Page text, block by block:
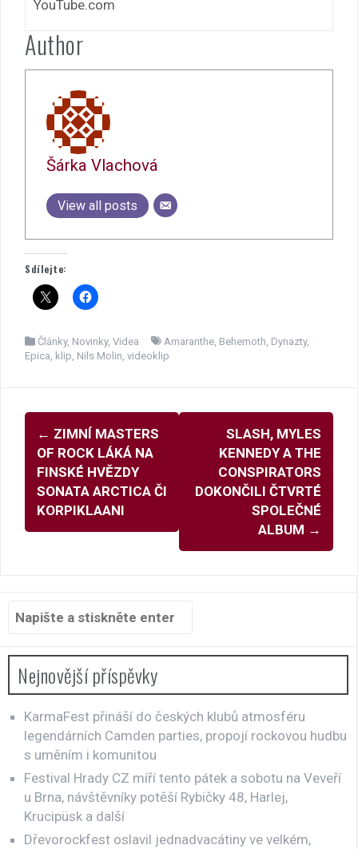
YouTube.com
Author
Šárka Vlachová
View all posts
Sdílejte:
Články, Novinky, Videa Amaranthe Behemoth Dynazty,
Epica klip Nils Molin videoklip
Navigace
pro
příspěvky
← ZIMNÍ MASTERS
OF ROCK LÁKÁ NA
FINSKÉ HVĚZDY
SONATA ARCTICA ČI
KORPIKLAANI
SLASH, MYLES
KENNEDY A THE
CONSPIRATORS
DOKONČILI ČTVRTÉ
SPOLEČNÉ
ALBUM →
Hledat:
Nejnovější příspěvky
KarmaFest přináší do českých klubů atmosféru
legendárních Camden parties, propojí rockovou hudbu
s uměním i komunitou
Festival Hrady CZ míří tento pátek a sobotu na Veveří
u Brna, návštěvníky potěší Rybičky 48, Harlej,
Krucipüsk a další
Dřevorockfest oslavil jednadvacátiny ve velkém,